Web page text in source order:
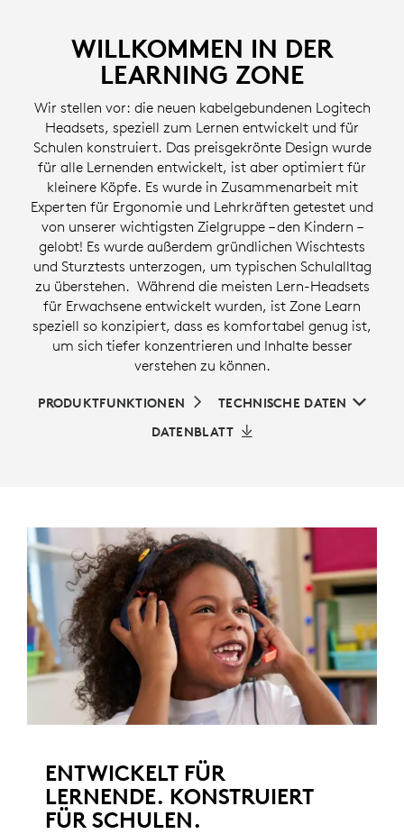
WILLKOMMEN IN DER
LEARNING ZONE
Wir stellen vor: die neuen kabelgebundenen Logitech
Headsets, speziell zum Lernen entwickelt und für
Schulen konstruiert. Das preisgekrönte Design wurde
für alle Lernenden entwickelt, ist aber optimiert für
kleinere Köpfe. Es wurde in Zusammenarbeit mit
Experten für Ergonomie und Lehrkräften getestet und
von unserer wichtigsten Zielgruppe – den Kindern –
gelobt! Es wurde außerdem gründlichen Wischtests
und Sturztests unterzogen, um typischen Schulalltag
zu überstehen. Während die meisten Lern-Headsets
für Erwachsene entwickelt wurden, ist Zone Learn
speziell so konzipiert, dass es komfortabel genug ist,
um sich tiefer konzentrieren und Inhalte besser
verstehen zu können.
PRODUKTFUNKTIONEN
TECHNISCHE DATEN
DATENBLATT
ENTWICKELT FÜR
LERNENDE. KONSTRUIERT
FÜR SCHULEN.